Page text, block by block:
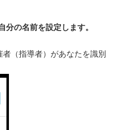
分の名前を設定します。
（指導者）があなたを識別